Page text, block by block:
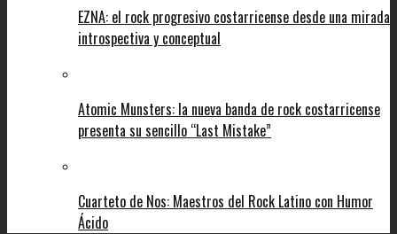
EZNA: el rock progresivo costarricense desde una mirada
introspectiva y conceptual
Atomic Munsters: la nueva banda de rock costarricense
presenta su sencillo “Last Mistake”
Cuarteto de Nos: Maestros del Rock Latino con Humor
Ácido